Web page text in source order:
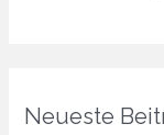
Neueste